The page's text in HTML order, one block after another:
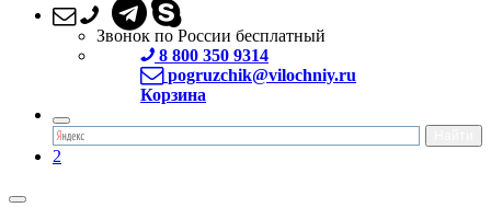
Звонок по России бесплатный
8 800 350 9314
pogruzchik@vilochniy.ru
Корзина
2